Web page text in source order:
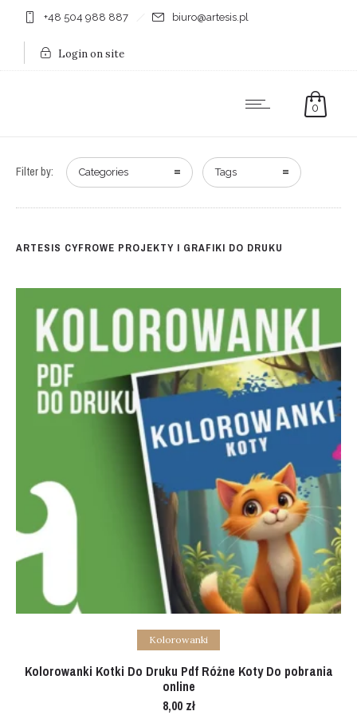
+48 504 988 887 biuro@artesis.pl
Login on site
0
Filter by: Categories Tags
ARTESIS CYFROWE PROJEKTY I GRAFIKI DO DRUKU
Add to cart
Kolorowanki
Kolorowanki Kotki Do Druku Pdf Różne Koty Do pobrania
online
8,00 zł